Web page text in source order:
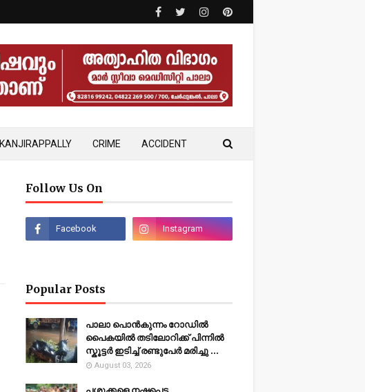
KANJIRAPPALLY CRIME ACCIDENT
Follow Us On
Popular Posts
പാലാ പൊൻകുന്നം റോഡിൽ
പൈകയിൽ തടിലോറിക്ക് പിന്നിൽ
സ്കൂട്ടർ ഇടിച്ച് രണ്ടുപേർ മരിച്ചു ...
August 03, 2026